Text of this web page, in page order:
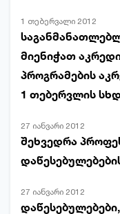
1 თებერვალი 2012
მიენიჭათ
პროგრამების
1 თებერვლის
27 იანვარი 2012
შეხვედრა
27 იანვარი 2012